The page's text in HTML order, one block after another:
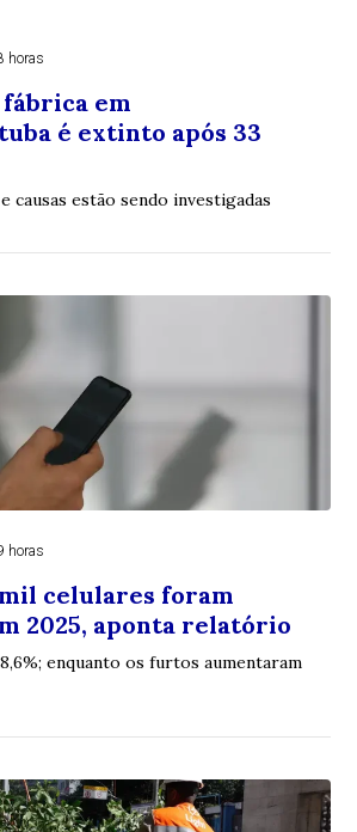
horas
em
é extinto após 33
causas estão sendo investigadas
horas
celulares foram
2025, aponta relatório
enquanto os furtos aumentaram